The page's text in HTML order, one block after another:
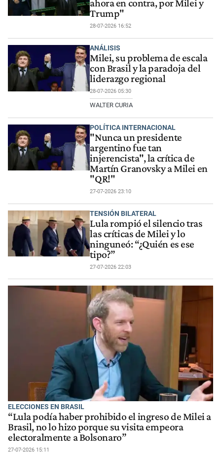
ahora en contra, por Milei y
Trump"
28-07-2026 16:52
ANÁLISIS
Milei, su problema de escala
con Brasil y la paradoja del
liderazgo regional
28-07-2026 05:30
WALTER CURIA
POLÍTICA INTERNACIONAL
"Nunca un presidente
argentino fue tan
injerencista", la crítica de
Martín Granovsky a Milei en
"QR!"
27-07-2026 23:10
TENSIÓN BILATERAL
Lula rompió el silencio tras
las críticas de Milei y lo
ninguneó: “¿Quién es ese
tipo?”
27-07-2026 22:03
ELECCIONES EN BRASIL
“Lula podía haber prohibido el ingreso de Milei a
Brasil, no lo hizo porque su visita empeora
electoralmente a Bolsonaro”
27-07-2026 15:11